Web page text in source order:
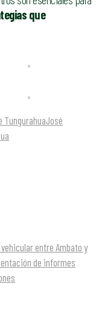
que
TungurahuaJosé
entre Ambato y
de informes